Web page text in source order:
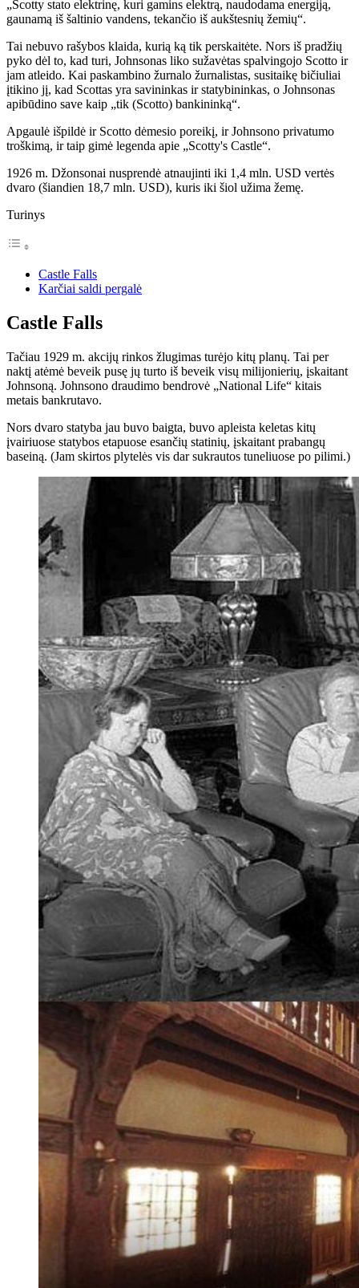
„Scotty stato elektrinę, kuri gamins elektrą, naudodama energiją,
gaunamą iš šaltinio vandens, tekančio iš aukštesnių žemių“.
Tai nebuvo rašybos klaida, kurią ką tik perskaitėte. Nors iš pradžių
pyko dėl to, kad turi, Johnsonas liko sužavėtas spalvingojo Scotto ir
jam atleido. Kai paskambino žurnalo žurnalistas, susitaikę bičiuliai
įtikino jį, kad Scottas yra savininkas ir statybininkas, o Johnsonas
apibūdino save kaip „tik (Scotto) bankininką“.
Apgaulė išpildė ir Scotto dėmesio poreikį, ir Johnsono privatumo
troškimą, ir taip gimė legenda apie „Scotty's Castle“.
1926 m. Džonsonai nusprendė atnaujinti iki 1,4 mln. USD vertės
dvaro (šiandien 18,7 mln. USD), kuris iki šiol užima žemę.
Turinys
Castle Falls
Karčiai saldi pergalė
Castle Falls
Tačiau 1929 m. akcijų rinkos žlugimas turėjo kitų planų. Tai per
naktį atėmė beveik pusę jų turto iš beveik visų milijonierių, įskaitant
Johnsoną. Johnsono draudimo bendrovė „National Life“ kitais
metais bankrutavo.
Nors dvaro statyba jau buvo baigta, buvo apleista keletas kitų
įvairiuose statybos etapuose esančių statinių, įskaitant prabangų
baseiną. (Jam skirtos plytelės vis dar sukrautos tuneliuose po pilimi.)